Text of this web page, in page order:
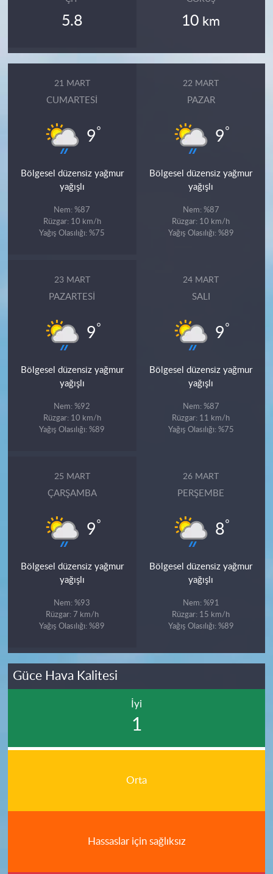
5.8 10 km
21 MART
CUMARTESI
9°
Bölgesel düzensiz yağmur
yağışlı
Nem: %87
Rüzgar: 10 km/h
Yağış Olasılığı: %75
22 MART
PAZAR
9°
Bölgesel düzensiz yağmur
yağışlı
Nem: %87
Rüzgar: 10 km/h
Yağış Olasılığı: %89
23 MART
PAZARTESI
9°
Bölgesel düzensiz yağmur
yağışlı
Nem: %92
Rüzgar: 10 km/h
Yağış Olasılığı: %89
24 MART
SALI
9°
Bölgesel düzensiz yağmur
yağışlı
Nem: %87
Rüzgar: 11 km/h
Yağış Olasılığı: %75
25 MART
ÇARŞAMBA
9°
Bölgesel düzensiz yağmur
yağışlı
Nem: %93
Rüzgar: 7 km/h
Yağış Olasılığı: %89
26 MART
PERŞEMBE
8°
Bölgesel düzensiz yağmur
yağışlı
Nem: %91
Rüzgar: 15 km/h
Yağış Olasılığı: %89
Güce Hava Kalitesi
İyi
1
Orta
Hassaslar için sağlıksız